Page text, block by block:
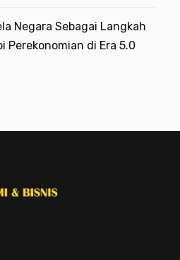
Negara Sebagai Langkah
Perekonomian di Era 5.0